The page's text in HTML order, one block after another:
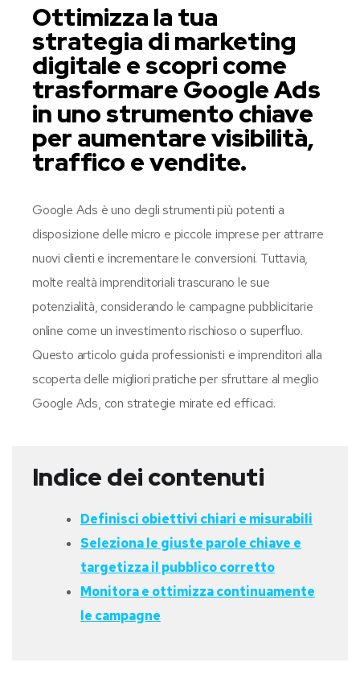
Ottimizza la tua
strategia di marketing
digitale e scopri come
trasformare Google Ads
in uno strumento chiave
per aumentare visibilità,
traffico e vendite.
Google Ads è uno degli strumenti più potenti a
disposizione delle micro e piccole imprese per attrarre
nuovi clienti e incrementare le conversioni. Tuttavia,
molte realtà imprenditoriali trascurano le sue
potenzialità, considerando le campagne pubblicitarie
online come un investimento rischioso o superfluo.
Questo articolo guida professionisti e imprenditori alla
scoperta delle migliori pratiche per sfruttare al meglio
Google Ads, con strategie mirate ed efficaci.
Indice dei contenuti
Definisci obiettivi chiari e misurabili
Seleziona le giuste parole chiave e
targetizza il pubblico corretto
Monitora e ottimizza continuamente
le campagne